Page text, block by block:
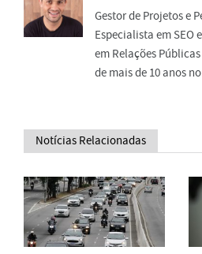
Gestor de Projetos e
Especialista em SEO
em Relações
de mais de 10 anos
Notícias Relacionadas